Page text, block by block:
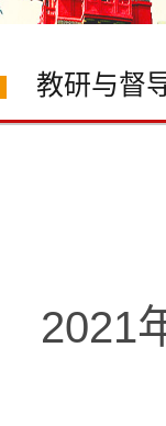
教研与督
2021